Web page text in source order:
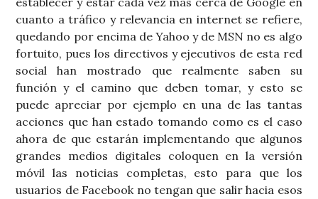
cuanto a tráfico y relevancia en internet se refiere,
quedando por encima de Yahoo y de MSN no es algo
fortuito, pues los directivos y ejecutivos de esta red
social han mostrado que realmente saben su
función y el camino que deben tomar, y esto se
puede apreciar por ejemplo en una de las tantas
acciones que han estado tomando como es el caso
ahora de que estarán implementando que algunos
grandes medios digitales coloquen en la versión
móvil las noticias completas, esto para que los
usuarios de Facebook no tengan que salir hacia esos